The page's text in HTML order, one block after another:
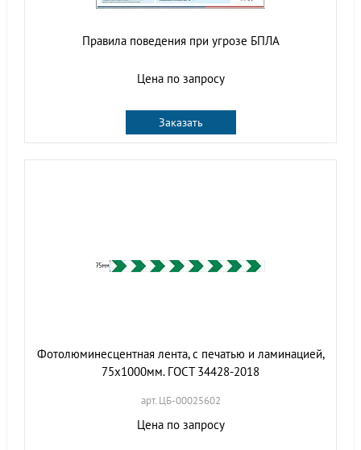
Правила поведения при угрозе БПЛА
Цена по запросу
Заказать
Фотолюминесцентная лента, с печатью и ламинацией,
75х1000мм. ГОСТ 34428-2018
арт. ЦБ-00025602
Цена по запросу